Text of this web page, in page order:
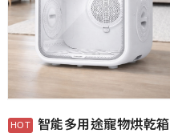
智能多用途寵物烘乾箱